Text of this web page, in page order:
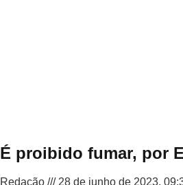
É proibido fumar, por
Redação
28 de junho de 2023,